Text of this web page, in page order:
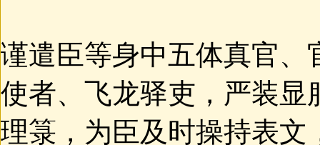
谨遣臣等身中五体真官
使者、飞龙驿吏，严装
理箓，为臣及时操持表